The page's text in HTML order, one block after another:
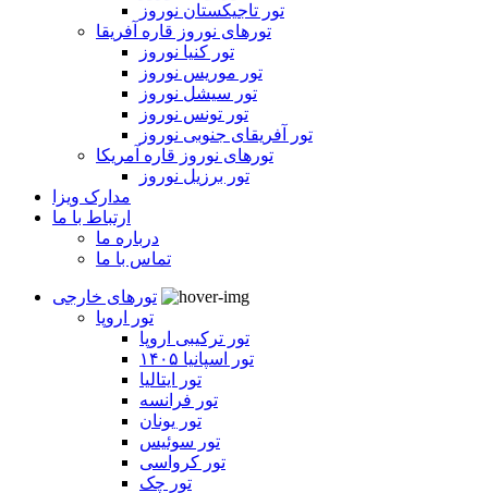
تور تاجیکستان نوروز
تورهای نوروز قاره آفریقا
تور کنیا نوروز
تور موریس نوروز
تور سیشل نوروز
تور تونس نوروز
تور آفریقای جنوبی نوروز
تورهای نوروز قاره آمریکا
تور برزیل نوروز
مدارک ویزا
ارتباط با ما
درباره ما
تماس با ما
تورهای خارجی
تور اروپا
تور ترکیبی اروپا
تور اسپانیا ۱۴۰۵
تور ایتالیا
تور فرانسه
تور یونان
تور سوئیس
تور کرواسی
تور چک